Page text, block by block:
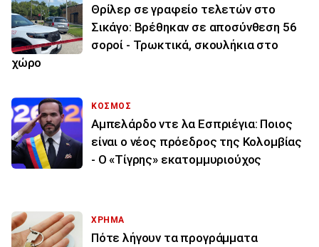
Θρίλερ σε γραφείο τελετών στο
Σικάγο: Βρέθηκαν σε αποσύνθεση 56
σοροί - Τρωκτικά, σκουλήκια στο
χώρο
ΚΟΣΜΟΣ
Αμπελάρδο ντε λα Εσπριέγια: Ποιος
είναι ο νέος πρόεδρος της Κολομβίας
- Ο «Τίγρης» εκατομμυριούχος
ΧΡΗΜΑ
Πότε λήγουν τα προγράμματα